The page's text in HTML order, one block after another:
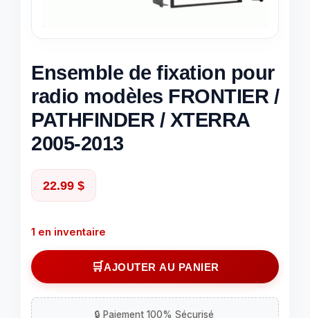
Ensemble de fixation pour
radio modèles FRONTIER /
PATHFINDER / XTERRA
2005-2013
22.99 $
1 en inventaire
quantité
de
de
AJOUTER AU PANIER